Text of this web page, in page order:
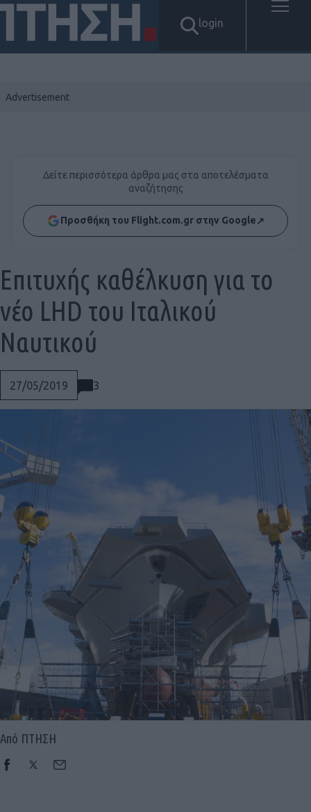
login
Social
Δείτε περισσότερα άρθρα μας στα αποτελέσματα
αναζήτησης
Προσθήκη του Flight.com.gr στην Google↗
27/05/2019 3
Επιτυχής καθέλκυση για το
νέο LHD του Ιταλικού
Ναυτικού
Από ΠΤΗΣΗ